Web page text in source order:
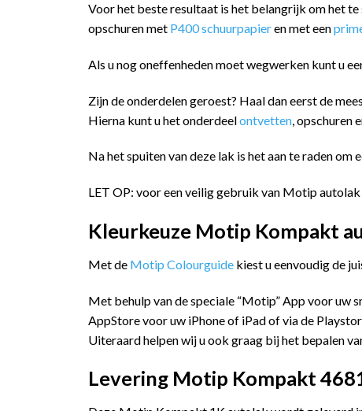
Voor het beste resultaat is het belangrijk om het
opschuren met P400 schuurpapieren met een
Als u nog oneffenheden moet wegwerken kunt u
Zijn de onderdelen geroest? Haal dan eerst de
Hierna kunt u het onderdeelontvetten ,
Na het spuiten van deze lak is het aan te raden om
LET OP: voor een veilig gebruik van Motip
Kleurkeuze Motip Kompakt
Met de Motip Colourguide kiest u eenvoudig de
Met behulp van de speciale “Motip” App voor uw
AppStore voor uw iPhone of iPad of via de
Uiteraard helpen wij u ook graag bij het bepalen
Levering Motip Kompakt